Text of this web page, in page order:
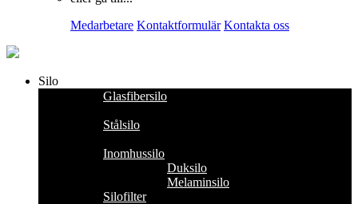
Medarbetare Kontaktformulär Kontakta oss
Silo
Glasfibersilo
Stålsilo
Inomhussilo
Duksilo
Melaminsilo
Silofilter